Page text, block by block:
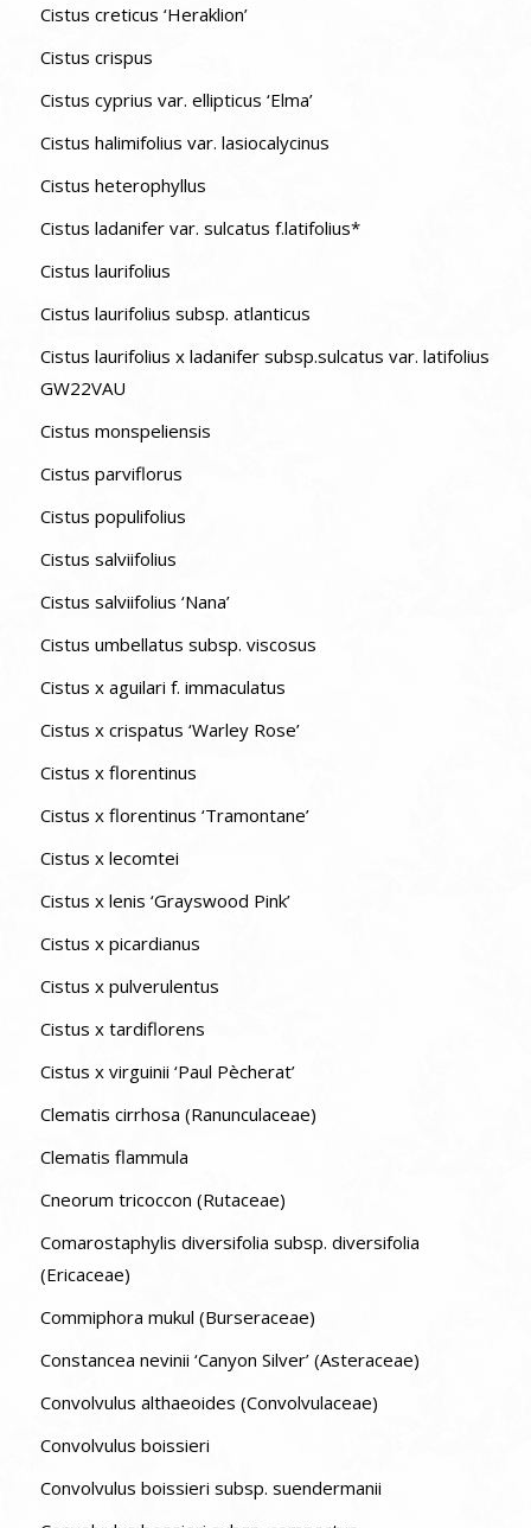
Cistus creticus ‘Heraklion’
Cistus crispus
Cistus cyprius var. ellipticus ‘Elma’
Cistus halimifolius var. lasiocalycinus
Cistus heterophyllus
Cistus ladanifer var. sulcatus f.latifolius*
Cistus laurifolius
Cistus laurifolius subsp. atlanticus
Cistus laurifolius x ladanifer subsp.sulcatus var. latifolius
GW22VAU
Cistus monspeliensis
Cistus parviflorus
Cistus populifolius
Cistus salviifolius
Cistus salviifolius ‘Nana’
Cistus umbellatus subsp. viscosus
Cistus x aguilari f. immaculatus
Cistus x crispatus ‘Warley Rose’
Cistus x florentinus
Cistus x florentinus ‘Tramontane’
Cistus x lecomtei
Cistus x lenis ‘Grayswood Pink’
Cistus x picardianus
Cistus x pulverulentus
Cistus x tardiflorens
Cistus x virguinii ‘Paul Pècherat’
Clematis cirrhosa (Ranunculaceae)
Clematis flammula
Cneorum tricoccon (Rutaceae)
Comarostaphylis diversifolia subsp. diversifolia
(Ericaceae)
Commiphora mukul (Burseraceae)
Constancea nevinii ‘Canyon Silver’ (Asteraceae)
Convolvulus althaeoides (Convolvulaceae)
Convolvulus boissieri
Convolvulus boissieri subsp. suendermanii